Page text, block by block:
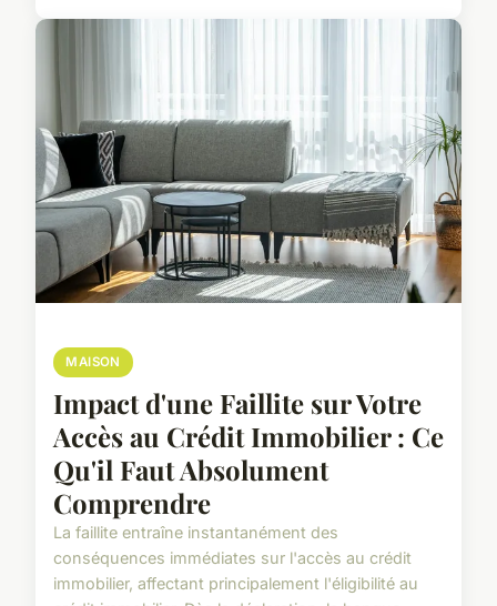
MAISON
Impact d'une Faillite sur Votre
Accès au Crédit Immobilier : Ce
Qu'il Faut Absolument
Comprendre
La faillite entraîne instantanément des
conséquences immédiates sur l'accès au crédit
immobilier, affectant principalement l'éligibilité au